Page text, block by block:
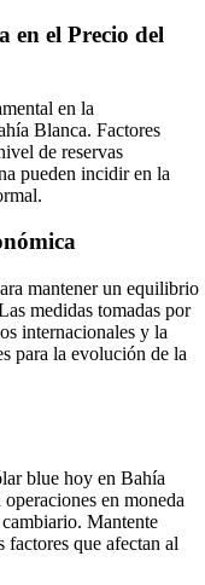
en el Precio del
en la
Blanca. Factores
de reservas
pueden incidir en la
mantener un equilibrio
medidas tomadas por
internacionales y la
para la evolución de la
blue hoy en Bahía
en moneda
Mantente
que afectan al